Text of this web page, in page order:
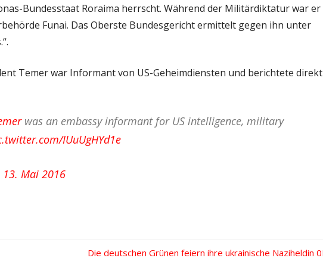
Bundesstaat Roraima herrscht. Während der Militärdiktatur war er
Funai. Das Oberste Bundesgericht ermittelt gegen ihn unter
Temer war Informant von US-Geheimdiensten und berichtete direkt
was an embassy informant for US intelligence, military
IUuUgHYd1e
13. Mai 2016
Nächster
Die deutschen Grünen feiern ihre ukrainische Naziheldin